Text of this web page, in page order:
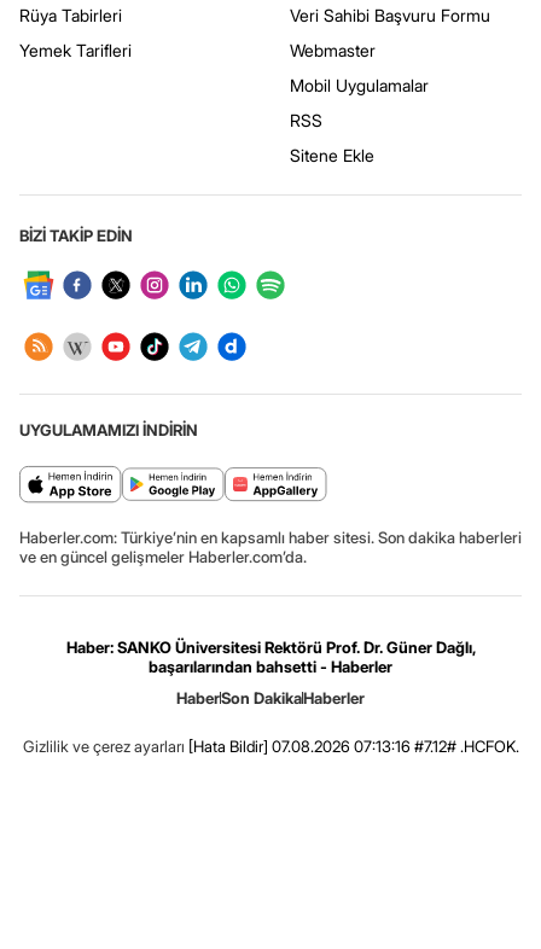
Rüya Tabirleri
Yemek Tarifleri
Veri Sahibi Başvuru Formu
Webmaster
Mobil Uygulamalar
RSS
Sitene Ekle
BİZİ TAKİP EDİN
UYGULAMAMIZI İNDİRİN
Haberler.com: Türkiye’nin en kapsamlı haber sitesi. Son dakika haberleri
ve en güncel gelişmeler Haberler.com’da.
Haber: SANKO Üniversitesi Rektörü Prof. Dr. Güner Dağlı,
başarılarından bahsetti - Haberler
HaberSon DakikaHaberler
Gizlilik ve çerez ayarları [Hata Bildir] 07.08.2026 07:13:16 #7.12# .HCFOK.